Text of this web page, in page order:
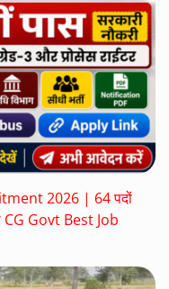
2026 | 64 पदों
CG Govt Best Job